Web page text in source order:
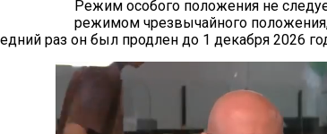
Режим особого положения не
режимом чрезвычайного
раз он был продлен до 1 декабря 2026